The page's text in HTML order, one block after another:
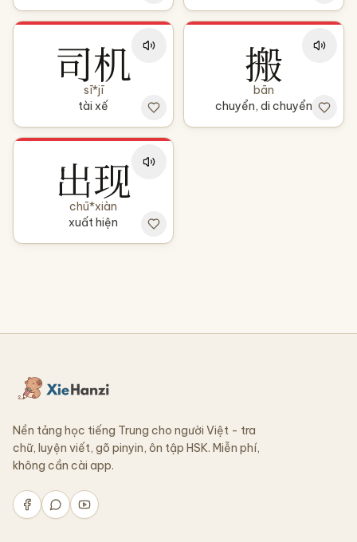
司机
sī*jī
tài xế
搬
bān
chuyển, di chuyển
出现
chū*xiàn
xuất hiện
Nền tảng học tiếng Trung cho người Việt - tra
chữ, luyện viết, gõ pinyin, ôn tập HSK. Miễn phí,
không cần cài app.